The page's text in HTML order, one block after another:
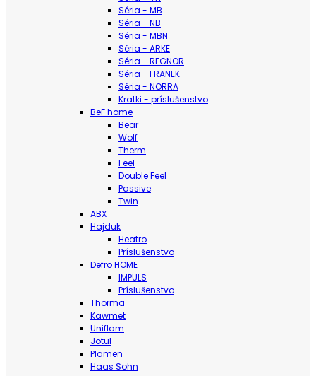
Séria - MB
Séria - NB
Séria - MBN
Séria - ARKE
Séria - REGNOR
Séria - FRANEK
Séria - NORRA
Kratki - príslušenstvo
BeF home
Bear
Wolf
Therm
Feel
Double Feel
Passive
Twin
ABX
Hajduk
Heatro
Príslušenstvo
Defro HOME
IMPULS
Príslušenstvo
Thorma
Kawmet
Uniflam
Jotul
Plamen
Haas Sohn